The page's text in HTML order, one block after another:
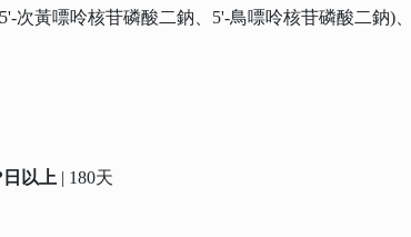
次黃嘌呤核苷磷酸二鈉、5'-鳥嘌呤核苷磷酸二鈉
以上 | 180天